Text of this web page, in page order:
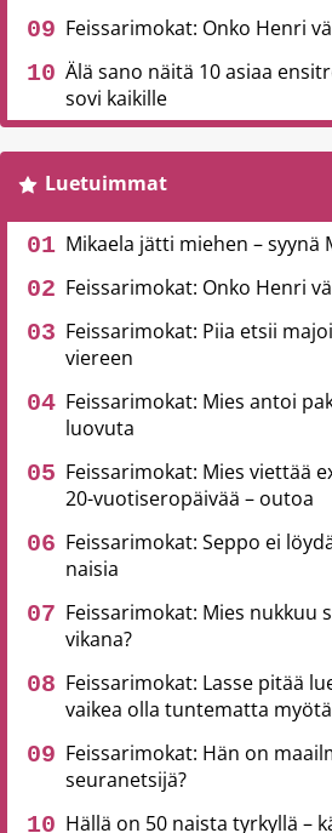
Feissarimokat: Onko Henri
Älä sano näitä 10 asiaa
sovi kaikille
Luetuimmat
Mikaela jätti miehen – syynä
Feissarimokat: Onko Henri
Feissarimokat: Piia etsii
viereen
Feissarimokat: Mies antoi
luovuta
Feissarimokat: Mies viettää
20-vuotiseropäivää – outoa
Feissarimokat: Seppo ei
naisia
Feissarimokat: Mies nukkuu
vikana?
Feissarimokat: Lasse pitää
vaikea olla tuntematta
Feissarimokat: Hän on
seuranetsijä?
Hällä on 50 naista tyrkyllä –